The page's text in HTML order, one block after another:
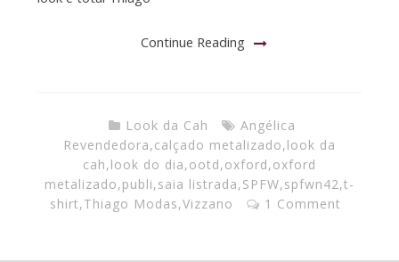
Continue Reading
Look da Cah
Angélica
Revendedora,calçado metalizado,look da
cah,look do dia,ootd,oxford,oxford
metalizado,publi,saia listrada,SPFW,spfwn42,t-
shirt,Thiago Modas,Vizzano 1 Comment